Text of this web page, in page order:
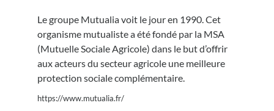
Le groupe Mutualia voit le jour en 1990. Cet
organisme mutualiste a été fondé par la MSA
(Mutuelle Sociale Agricole) dans le but d’offrir
aux acteurs du secteur agricole une meilleure
protection sociale complémentaire.
https://www.mutualia.fr/